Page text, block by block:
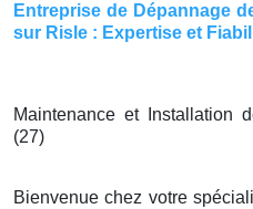
Entreprise de Dépannage
sur Risle : Expertise et
Maintenance et Installation
(27)
Bienvenue chez votre